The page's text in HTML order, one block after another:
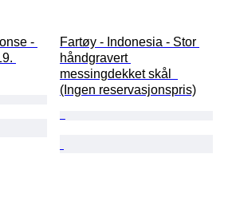
-
Fartøy - Indonesia - Stor
håndgravert
messingdekket skål
(Ingen reservasjonspris)